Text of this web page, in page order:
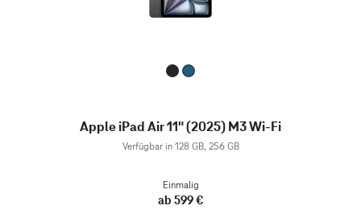
Apple iPad Air 11" (2025) M3 Wi-Fi
Verfügbar in 128 GB, 256 GB
Einmalig
ab 599 €